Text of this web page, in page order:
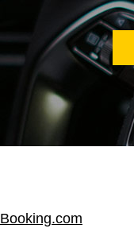
Booking.com